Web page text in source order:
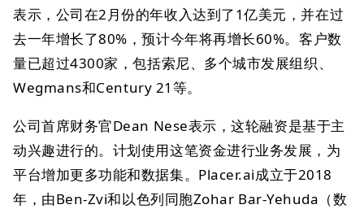
表示，公司在2月份的年收入达到了1亿美元，并在过
去一年增长了80%，预计今年将再增长60%。客户数
量已超过4300家，包括索尼、多个城市发展组织、
Wegmans和Century 21等。
公司首席财务官Dean Nese表示，这轮融资是基于主
动兴趣进行的。计划使用这笔资金进行业务发展，为
平台增加更多功能和数据集。Placer.ai成立于2018
年，由Ben-Zvi和以色列同胞Zohar Bar-Yehuda（数